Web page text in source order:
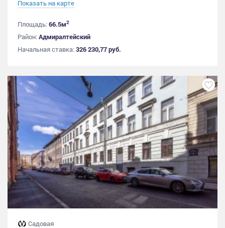
Показать на карте
Площадь:66.5м2
Район:Адмиралтейский
Начальная ставка:326 230,77 руб.
Садовая